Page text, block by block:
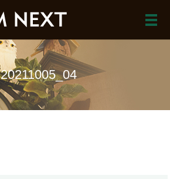
メ
20211005_04